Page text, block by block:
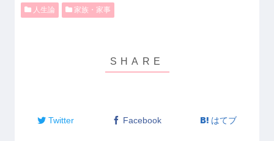
人生論 家族・家事
Twitter Facebook はてブ